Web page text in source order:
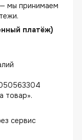
мы принимаем
платёж)
товар».
сервис